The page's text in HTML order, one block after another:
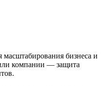
масштабирования бизнеса и
компании — защита